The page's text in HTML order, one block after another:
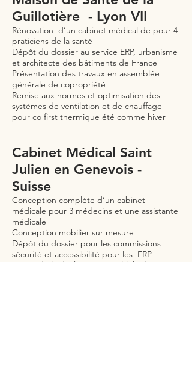
Guillotière - Lyon VII
Rénovation d’un cabinet médical de pour 4
praticiens de la santé
Dépôt du dossier au service ERP, urbanisme
et architecte des bâtiments de France
Présentation des travaux en assemblée
générale de copropriété
Remise aux normes et optimisation des
systèmes de ventilation et de chauffage
pour co first thermique été comme hiver
Cabinet Médical Saint
Julien en Genevois -
Suisse
Conception complète d’un cabinet
médicale pour 3 médecins et une assistante
médicale
Conception mobilier sur mesure
Dépôt du dossier pour les commissions
sécurité et accessibilité pour les ERP
Dépôt de la déclaration préalable de